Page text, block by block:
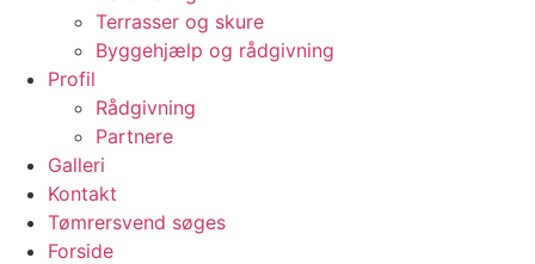
Terrasser og skure
Byggehjælp og rådgivning
Profil
Rådgivning
Partnere
Galleri
Kontakt
Tømrersvend søges
Forside